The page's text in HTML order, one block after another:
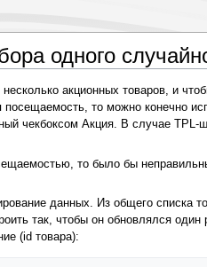
одного
акционных товаров, и
то можно конечно
чекбоксом Акция. В случае
то было бы
данных. Из общего списка
так, чтобы он обновлялся
(id товара):